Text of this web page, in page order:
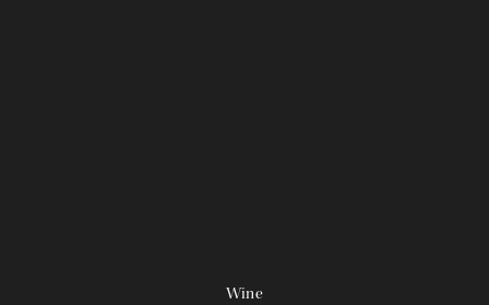
Wine